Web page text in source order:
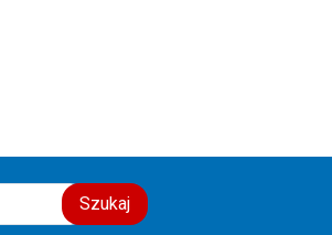
Szukaj